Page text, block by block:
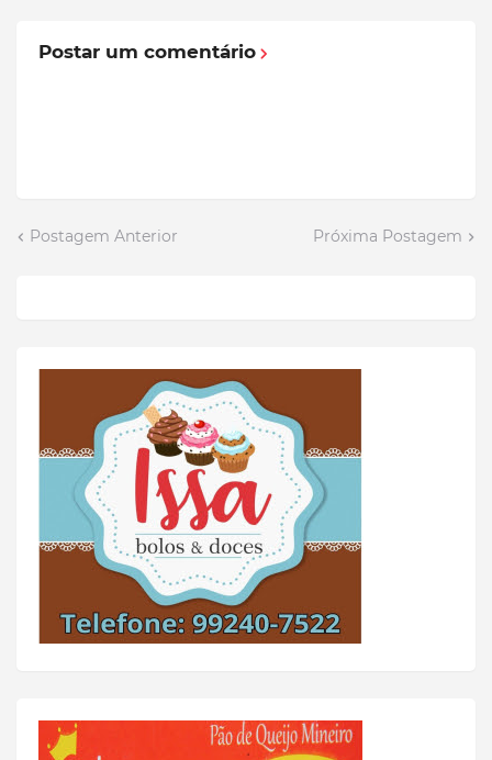
Postar um comentário
Postagem Anterior Próxima Postagem